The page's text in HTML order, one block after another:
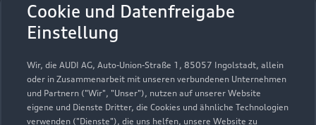
Cookie und Datenfreigabe
Einstellung
Wir, die AUDI AG, Auto-Union-Straße 1, 85057 Ingolstadt, allein
oder in Zusammenarbeit mit unseren verbundenen Unternehmen
und Partnern ("Wir", "Unser"), nutzen auf unserer Website
eigene und Dienste Dritter, die Cookies und ähnliche Technologien
verwenden ("Dienste"), die uns helfen, unsere Website zu